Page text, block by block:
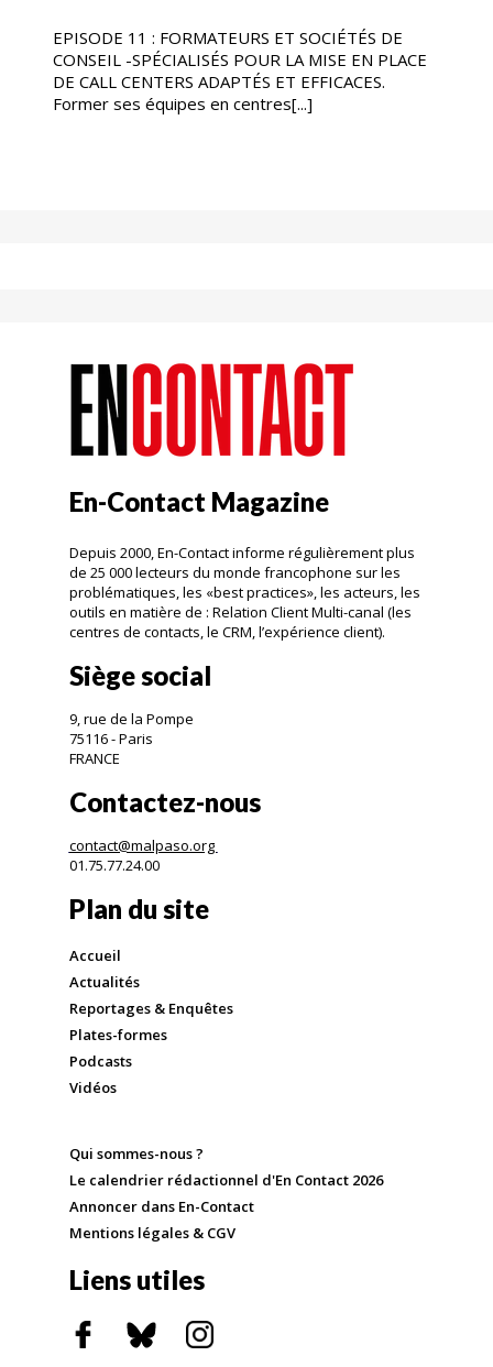
EPISODE 11 : FORMATEURS ET SOCIÉTÉS DE
CONSEIL -SPÉCIALISÉS POUR LA MISE EN PLACE
DE CALL CENTERS ADAPTÉS ET EFFICACES.
Former ses équipes en centres[...]
En-Contact Magazine
Depuis 2000, En-Contact informe régulièrement plus
de 25 000 lecteurs du monde francophone sur les
problématiques, les «best practices», les acteurs, les
outils en matière de : Relation Client Multi-canal (les
centres de contacts, le CRM, l’expérience client).
Siège social
9, rue de la Pompe
75116 - Paris
FRANCE
Contactez-nous
contact@malpaso.org
01.75.77.24.00
Plan du site
Accueil
Actualités
Reportages & Enquêtes
Plates-formes
Podcasts
Vidéos
Qui sommes-nous ?
Le calendrier rédactionnel d'En Contact 2026
Annoncer dans En-Contact
Mentions légales & CGV
Liens utiles